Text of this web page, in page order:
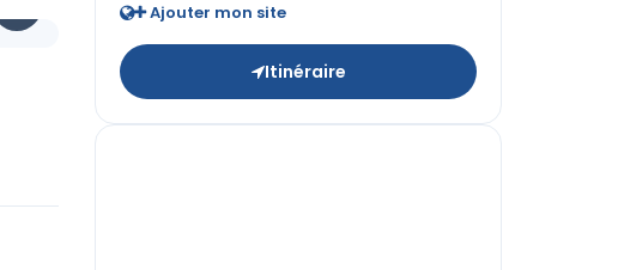
Ajouter mon site
Itinéraire